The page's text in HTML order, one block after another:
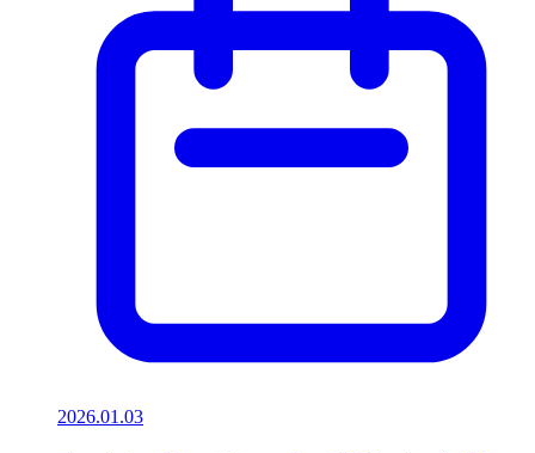
2026.01.03